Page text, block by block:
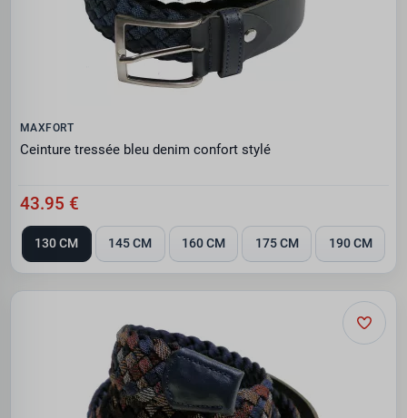
MAXFORT
Ceinture tressée bleu denim confort stylé
43.95 €
130 CM 145 CM 160 CM 175 CM 190 CM